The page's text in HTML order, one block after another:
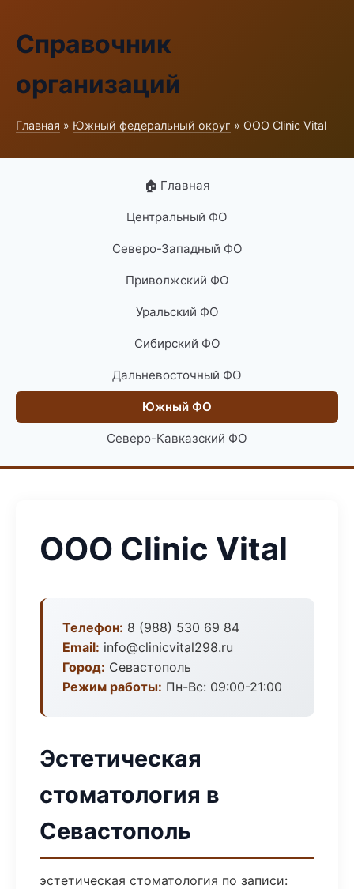
Справочник
организаций
Главная » Южный федеральный округ » ООО Clinic Vital
🏠 Главная
Центральный ФО
Северо-Западный ФО
Приволжский ФО
Уральский ФО
Сибирский ФО
Дальневосточный ФО
Южный ФО
Северо-Кавказский ФО
ООО Clinic Vital
Телефон: 8 (988) 530 69 84
Email: info@clinicvital298.ru
Город: Севастополь
Режим работы: Пн-Вс: 09:00-21:00
Эстетическая
стоматология в
Севастополь
эстетическая стоматология по записи: